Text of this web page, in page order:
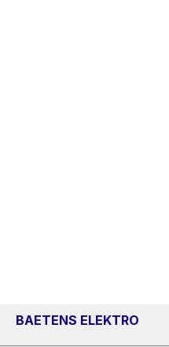
BAETENS ELEKTRO